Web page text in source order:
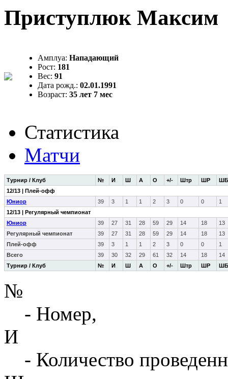
Приступлюк Максим
Амплуа: Нападающий
Рост: 181
Вес: 91
Дата рожд.: 02.01.1991
Возраст: 35 лет 7 мес
Статистика
Матчи
Турнир / Клуб № И Ш А О +/- Штр ШР ШБ
Турнир / Клуб № И Ш А О +/- Штр ШР ШБ
12/13 | Плей-офф
Юниор
39 3 1 1 2 3 0 0
1
12/13 | Регулярный чемпионат
Юниор
39 27 31 28 59 29 14 18
13
Регулярный чемпионат
39 27 31 28 59 29 14 18
13
Плей-офф
39 3 1 1 2 3 0 0
1
Всего
39 30 32 29 61 32 14 18 14
№
- Номер,
И
- Количество